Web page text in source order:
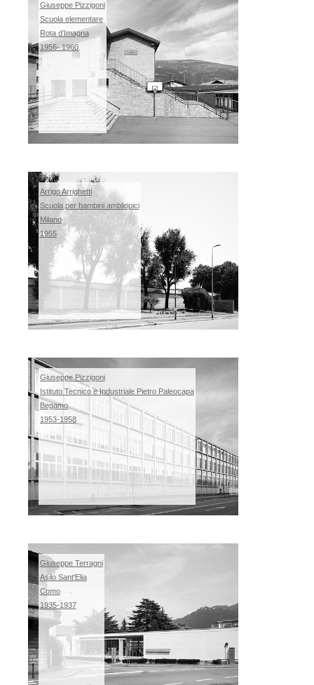
Giuseppe Pizzigoni
Scuola elementare
Rota d’Imagna
1956- 1960
Arrigo Arrighetti
Scuola per bambini ambliopici
Milano
1955
Giuseppe Pizzigoni
Istituto Tecnico e Industriale Pietro Paleocapa
Begamo
1953-1958
Giuseppe Terragni
Asilo Sant'Elia
Como
1935-1937